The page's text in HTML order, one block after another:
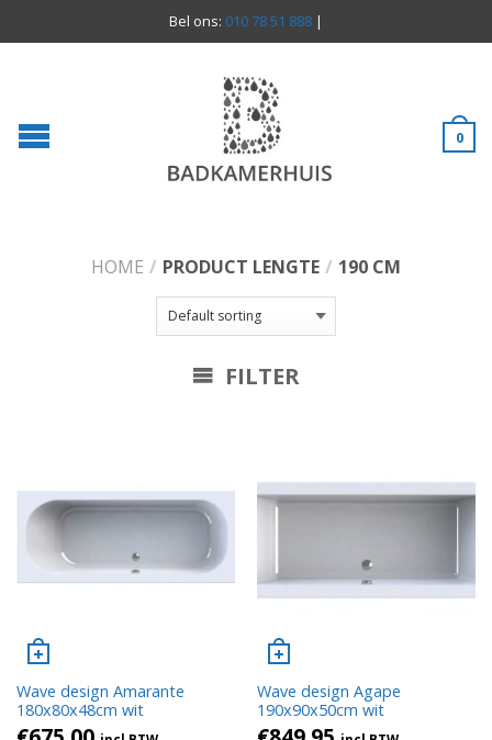
Bel ons: 010 78 51 888 |
0
HOME / PRODUCT LENGTE / 190 CM
FILTER
Wave design Amarante
180x80x48cm wit
Wave design Agape
190x90x50cm wit